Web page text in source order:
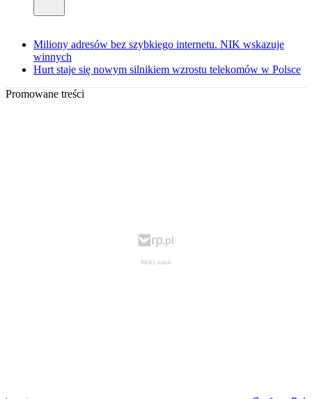
Miliony adresów bez szybkiego internetu. NIK wskazuje
winnych
Hurt staje się nowym silnikiem wzrostu telekomów w Polsce
Promowane treści